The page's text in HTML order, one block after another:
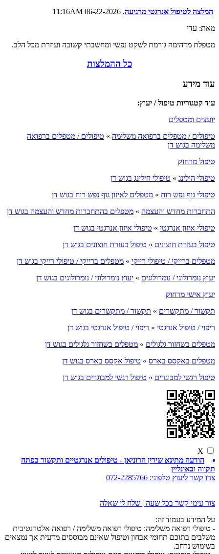
המלצה לטיפול אנרגטי מרגיעה, 06-22-2026 11:16AM
מאת: עדי
מטפלת מדהימה גורמת לשקט נפשי ומחשבתי קשובה ועוזרת מכל הלב.
כל ההמלצות
עוד מידע
עוד קטגוריות טיפול / יעוץ:
יועצים ומטפלים
טיפולים / מטפלים ברפואה משלימה » טיפולים / מטפלים ברפואה
משלימה בגוש דן
טיפול מרחוק
טיפולי הילינג » טיפולי הילינג בגוש דן
טיפולי גוף נפש רוח » מטפלים לאיזון גוף נפש רוח בגוש דן
התחברות מחדש והעצמה » מטפלים בהתחברות מחדש והעצמה בגוש דן
טיפולי איזון אנרגטי » טיפולי איזון אנרגטי בגוש דן
טיפול בעזרת חוצונים » טיפול בעזרת חוצונים בגוש דן
מטפלים ברייקי / טיפולי רייקי » מטפלים ברייקי / טיפולי רייקי בגוש דן
יעוץ נומרולוגי / נומרולוגים » יעוץ נומרולוגי / נומרולוגים בגוש דן
יעוץ אישי מרחוק
תקשור / מתקשרים » תקשור / מתקשרים בגוש דן
ריפוי / טיפול אנרגטי » ריפוי / טיפול אנרגטי בגוש דן
מטפלים בשחזור גלגולים » מטפלים בשחזור גלגולים בגוש דן
מטפלים באקסס בארס » טיפול אקסס בארס בגוש דן
טיפול רגשי למבוגרים » טיפול רגשי למבוגרים בגוש דן
X
הודעה מתינא שירין הרוניאן - טיפולים אנרגטיים ותקשור בפתח
תקווה ובאונליין
צרו קשר ליעוץ טלפוני: 072-2285766
צור עימי קשר בכל שעה | שלח לי שאלה
על המידע בעמוד זה:
- טיפולי רפואה משלימה: טיפולי רפואה משלימה / רפואה אלטרנטיבית
משלבים בתוכם תחומי אבחון וטיפול שאינם מבוססים מדעית אך נמצאים
בשימוש נרחב.